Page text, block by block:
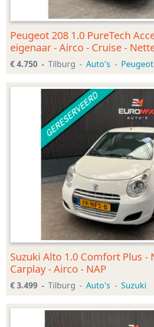
Peugeot 208 1.0 PureTech
eigenaar - Airco - Cruise -
€ 4.750 Tilburg Auto's Peugeot
Suzuki Alto 1.0 Comfort Plus -
Carplay - Airco - NAP
€ 3.499 Tilburg Auto's Suzuki